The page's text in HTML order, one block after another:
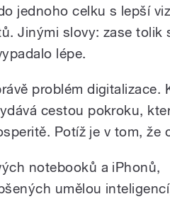
jednoho celku s lepší
Jinými slovy: zase tolik
lépe.
problém digitalizace.
cestou pokroku,
Potíž je v tom, že
notebooků a iPhonů,
umělou